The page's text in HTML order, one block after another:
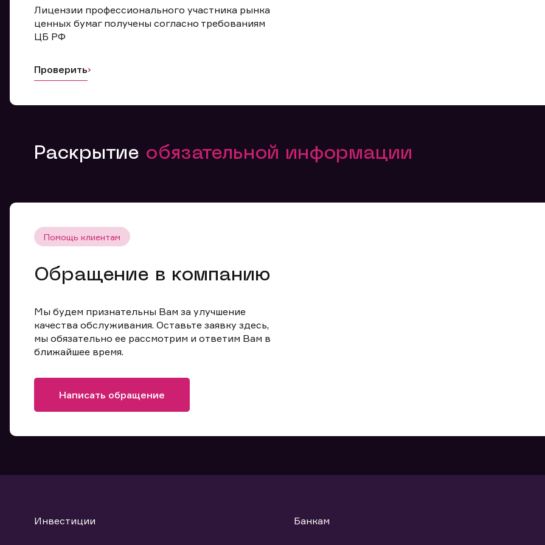
Лицензии профессионального участника рынка
ценных бумаг получены согласно требованиям
ЦБ РФ
Проверить
Раскрытие обязательной информации
Помощь клиентам
Обращение в компанию
Мы будем признательны Вам за улучшение
качества обслуживания. Оставьте заявку здесь,
мы обязательно ее рассмотрим и ответим Вам в
ближайшее время.
Написать обращение
Инвестиции Банкам